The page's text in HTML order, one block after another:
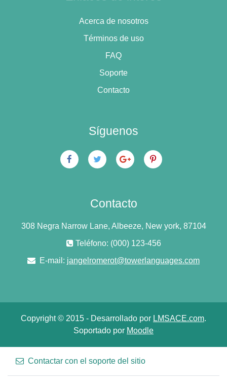
Acerca de nosotros
Términos de uso
FAQ
Soporte
Contacto
Síguenos
Contacto
308 Negra Narrow Lane, Albeeze, New york, 87104
Teléfono: (000) 123-456
E-mail: jangelromerot@towerlanguages.com
Copyright © 2015 - Desarrollado por LMSACE.com.
Soportado por Moodle
Contactar con el soporte del sitio